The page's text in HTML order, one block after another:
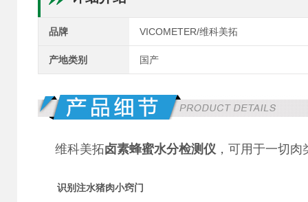
品牌 VICOMETER/维科美拓
产地类别 国产
维科美拓卤素蜂蜜水分检测仪 ，可用于一切
识别注水猪肉小窍门